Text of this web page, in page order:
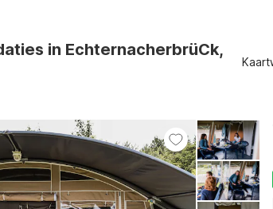
in EchternacherbrüCk,